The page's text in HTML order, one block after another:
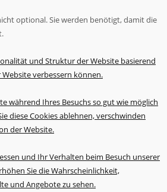
optional. Sie werden benötigt, damit die
und Struktur der Website basierend
verbessern können.
während Ihres Besuchs so gut wie möglich
diese Cookies ablehnen, verschwinden
der Website.
und Ihr Verhalten beim Besuch unserer
Sie die Wahrscheinlichkeit,
und Angebote zu sehen.